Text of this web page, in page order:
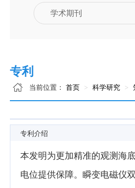
学术期刊
专利
当前位置： 首页 科学研究
专利介绍
本发明为更加精准的观测海
电位提供保障。瞬变电磁仪